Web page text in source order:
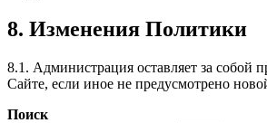
8. Изменения Политики
8.1. Администрация оставляет за собой
Сайте, если иное не предусмотрено
Поиск